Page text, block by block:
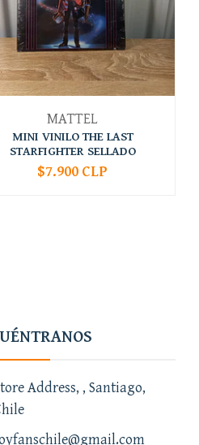
MATTEL
MINI VINILO THE LAST
STARFIGHTER SELLADO
+
$7.900 CLP
Address, , Santiago,